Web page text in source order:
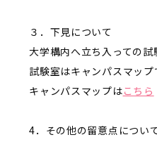
３．下見について
大学構内へ立ち入っての試
試験室はキャンパスマップ
キャンパスマップはこちら
4．その他の留意点につい